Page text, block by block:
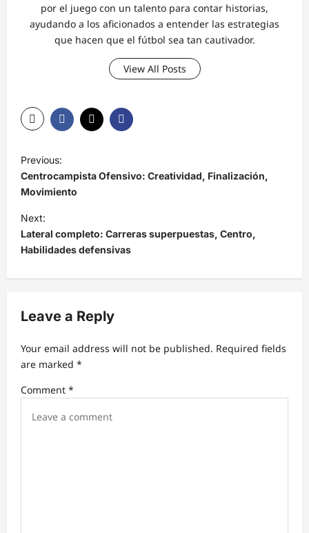
por el juego con un talento para contar historias,
ayudando a los aficionados a entender las estrategias
que hacen que el fútbol sea tan cautivador.
View All Posts
o
s
t
n
a
v
g
a
t
i
Previous:
Centrocampista Ofensivo: Creatividad, Finalización,
Movimiento
Next:
Lateral completo: Carreras superpuestas, Centro,
Habilidades defensivas
Leave a Reply
Your email address will not be published. Required fields
are marked *
Comment *